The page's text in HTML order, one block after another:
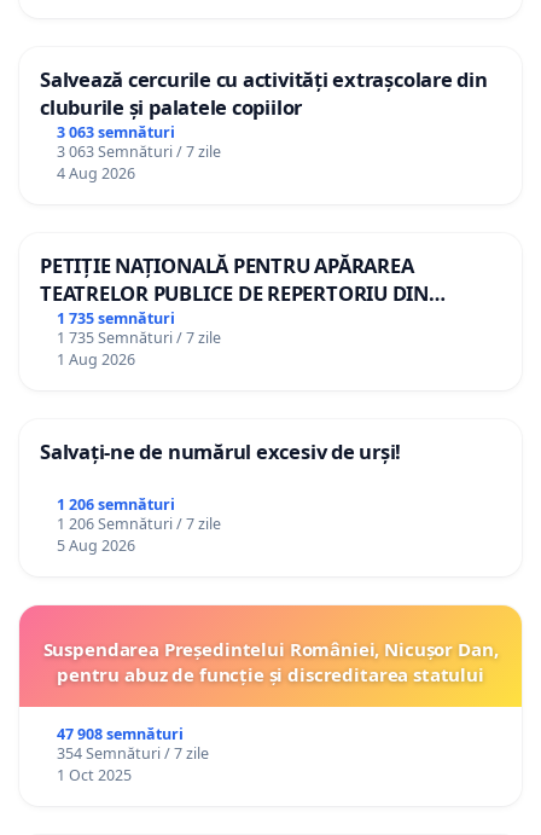
Salvează cercurile cu activități extrașcolare din
cluburile și palatele copiilor
3 063 semnături
3 063 Semnături / 7 zile
4 Aug 2026
PETIȚIE NAȚIONALĂ PENTRU APĂRAREA
TEATRELOR PUBLICE DE REPERTORIU DIN
ROMÂNIA
1 735 semnături
1 735 Semnături / 7 zile
1 Aug 2026
Salvați-ne de numărul excesiv de urși!
1 206 semnături
1 206 Semnături / 7 zile
5 Aug 2026
Suspendarea Președintelui României, Nicușor Dan,
pentru abuz de funcție și discreditarea statului
47 908 semnături
354 Semnături / 7 zile
1 Oct 2025